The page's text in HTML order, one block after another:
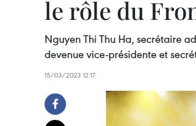
le rôle du
Nguyen Thi Thu Ha, secrétaire
devenue vice-présidente et
15/03/2023 12:17